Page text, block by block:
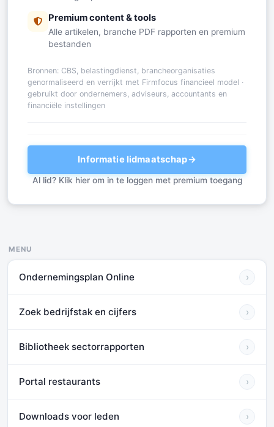
Premium content & tools
Alle artikelen, branche PDF rapporten en premium
bestanden
Bronnen: CBS, belastingdienst, brancheorganisaties
genormaliseerd en verrijkt met Firmfocus financieel model ·
gebruikt door ondernemers, adviseurs, accountants en
financiële instellingen
Informatie lidmaatschap→
Al lid? Klik hier om in te loggen met premium toegang
MENU
Ondernemingsplan Online ›
Zoek bedrijfstak en cijfers ›
Bibliotheek sectorrapporten ›
Portal restaurants ›
Downloads voor leden ›